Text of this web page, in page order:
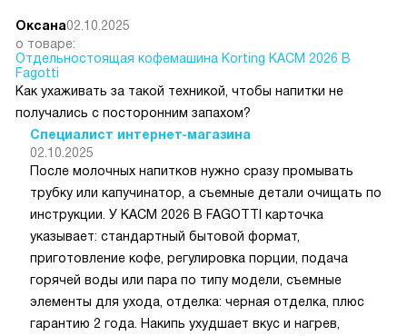
Оксана02.10.2025
о товаре:
Отдельностоящая кофемашина Korting KACM 2026 B
Fagotti
Как ухаживать за такой техникой, чтобы напитки не
получались с посторонним запахом?
Специалист интернет-магазина
02.10.2025
После молочных напитков нужно сразу промывать
трубку или капучинатор, а съемные детали очищать по
инструкции. У KACM 2026 B FAGOTTI карточка
указывает: стандартный бытовой формат,
приготовление кофе, регулировка порции, подача
горячей воды или пара по типу модели, съемные
элементы для ухода, отделка: черная отделка, плюс
гарантию 2 года. Накипь ухудшает вкус и нагрев,